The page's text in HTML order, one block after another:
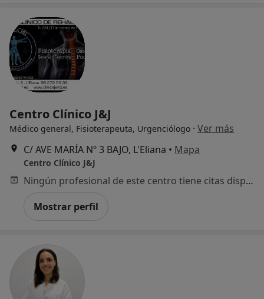
Centro Clínico J&J
Médico general, Fisioterapeuta, Urgenciólogo · Ver más
C/ AVE MARÍA Nº 3 BAJO, L'Eliana • Mapa
Centro Clínico J&J
Ningún profesional de este centro tiene citas disponibles
Mostrar perfil